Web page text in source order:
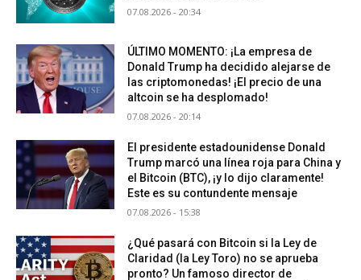
07.08.2026 - 20:34
ÚLTIMO MOMENTO: ¡La empresa de
Donald Trump ha decidido alejarse de
las criptomonedas! ¡El precio de una
altcoin se ha desplomado!
07.08.2026 - 20:14
El presidente estadounidense Donald
Trump marcó una línea roja para China y
el Bitcoin (BTC), ¡y lo dijo claramente!
Este es su contundente mensaje
07.08.2026 - 15:38
¿Qué pasará con Bitcoin si la Ley de
Claridad (la Ley Toro) no se aprueba
pronto? Un famoso director de